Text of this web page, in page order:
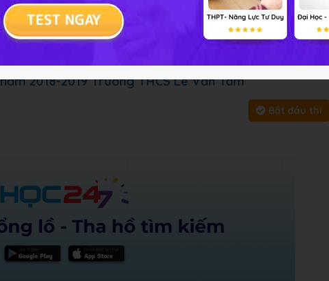
Bài tập Chủ đề : Môn học: Công
bấm vàoBắt đầu thi để làm toàn bài
2018-2019 Trường THCS Lê Văn Tám
Bắt đầu thi